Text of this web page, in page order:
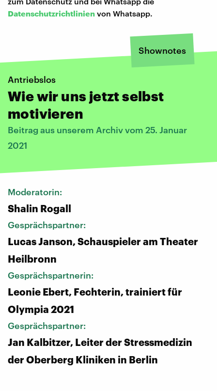
Datenschutzrichtlinien von Whatsapp.
Shownotes
Antriebslos
Wie wir uns jetzt selbst
motivieren
Beitrag aus unserem Archiv vom 25. Januar
2021
Moderatorin:
Shalin Rogall
Gesprächspartner:
Lucas Janson, Schauspieler am Theater
Heilbronn
Gesprächspartnerin:
Leonie Ebert, Fechterin, trainiert für
Olympia 2021
Gesprächspartner:
Jan Kalbitzer, Leiter der Stressmedizin
der Oberberg Kliniken in Berlin